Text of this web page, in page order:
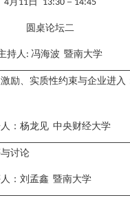
4 11 13:30 14:45
圆桌论坛二
持人 :冯海波 暨南大学
励、实质性约束与企业进
：杨龙见 中央财经大学
讨论
：刘孟鑫 暨南大学